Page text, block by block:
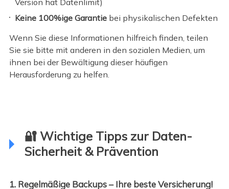
Keine 100%ige Garantie bei physikalischen Defekten
Wenn Sie diese Informationen hilfreich finden, teilen
Sie sie bitte mit anderen in den sozialen Medien, um
ihnen bei der Bewältigung dieser häufigen
Herausforderung zu helfen.
🔐 Wichtige Tipps zur Daten-
Sicherheit & Prävention
1. Regelmäßige Backups – Ihre beste Versicherung!